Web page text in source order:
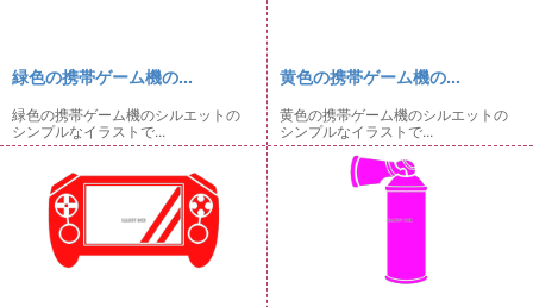
緑色の携帯ゲーム機の...
緑色の携帯ゲーム機のシルエットの
シンプルなイラストで...
黄色の携帯ゲーム機の...
黄色の携帯ゲーム機のシルエットの
シンプルなイラストで...